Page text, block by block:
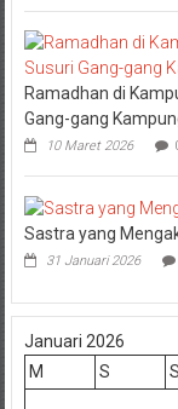
Ramadhan di
Gang-gang
10 Maret 2026
Sastra yang
31 Januari 2026
Januari 2026
M
S S